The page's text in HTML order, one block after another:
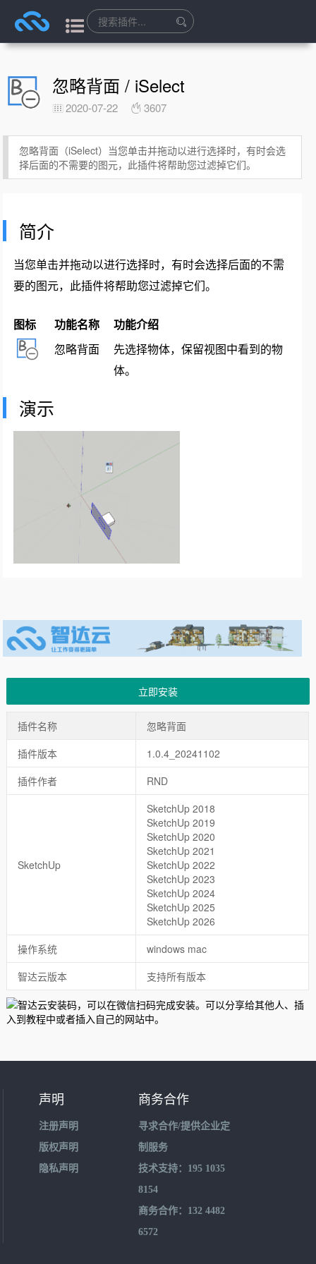
忽略背面 / iSelect
2020-07-22 3607
忽略背面（iSelect）当您单击并拖动以进行选择时，有时会选
择后面的不需要的图元，此插件将帮助您过滤掉它们。
简介
当您单击并拖动以进行选择时，有时会选择后面的不需
要的图元，此插件将帮助您过滤掉它们。
图标 功能名称
功能介绍
忽略背面
先选择物体，保留视图中看到的物
体。
演示
立即安装
插件名称
忽略背面
插件版本
1.0.4_20241102
插件作者
RND
SketchUp
SketchUp 2018
SketchUp 2019
SketchUp 2020
SketchUp 2021
SketchUp 2022
SketchUp 2023
SketchUp 2024
SketchUp 2025
SketchUp 2026
操作系统
windows mac
智达云版本
支持所有版本
声明
注册声明
版权声明
隐私声明
商务合作
寻求合作/提供企业定
制服务
技术支持：195 1035
8154
商务合作：132 4482
6572